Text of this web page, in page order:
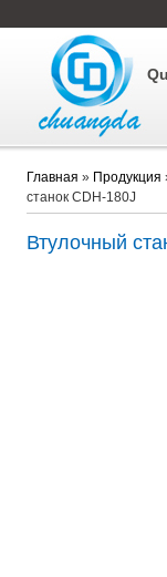
Главная » Продукция
станок CDH-180J
Втулочный